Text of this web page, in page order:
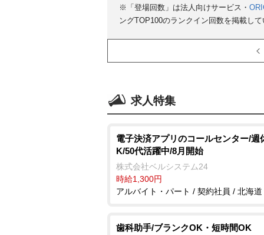
※「登場回数」は法人向けサービス・
ングTOP100のランクイン回数を掲載し
求人特集
電子決済アプリのコールセンター/週
K/50代活躍中/8月開始
株式会社ベルシステム24
時給1,300円
アルバイト・パート / 契約社員 / 北海道
歯科助手/ブランクOK・短時間OK